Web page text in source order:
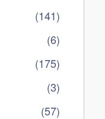
(141)
(6)
(175)
(3)
(57)